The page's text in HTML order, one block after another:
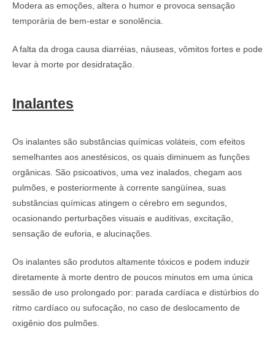
Modera as emoções, altera o humor e provoca sensação
temporária de bem-estar e sonolência.
A falta da droga causa diarréias, náuseas, vômitos fortes e pode
levar à morte por desidratação.
Inalantes
Os inalantes são substâncias químicas voláteis, com efeitos
semelhantes aos anestésicos, os quais diminuem as funções
orgânicas. São psicoativos, uma vez inalados, chegam aos
pulmões, e posteriormente à corrente sangüínea, suas
substâncias químicas atingem o cérebro em segundos,
ocasionando perturbações visuais e auditivas, excitação,
sensação de euforia, e alucinações.
Os inalantes são produtos altamente tóxicos e podem induzir
diretamente à morte dentro de poucos minutos em uma única
sessão de uso prolongado por: parada cardíaca e distúrbios do
ritmo cardíaco ou sufocação, no caso de deslocamento de
oxigênio dos pulmões.